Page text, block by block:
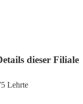
dieser Filiale
Lehrte